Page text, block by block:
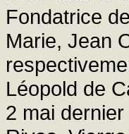
Fondatrice
Marie, Jean
Léopold de
2 mai